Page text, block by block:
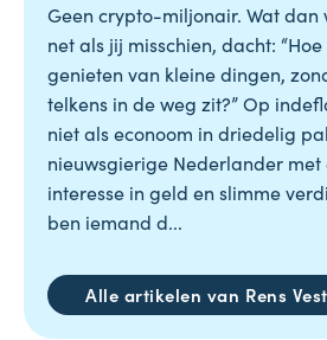
Geen crypto-miljonair. Wat dan
net als jij misschien, dacht:
genieten van kleine dingen,
telkens in de weg zit?” Op
niet als econoom in driedelig
nieuwsgierige Nederlander met
interesse in geld en slimme
ben iemand d...
Alle artikelen van Rens